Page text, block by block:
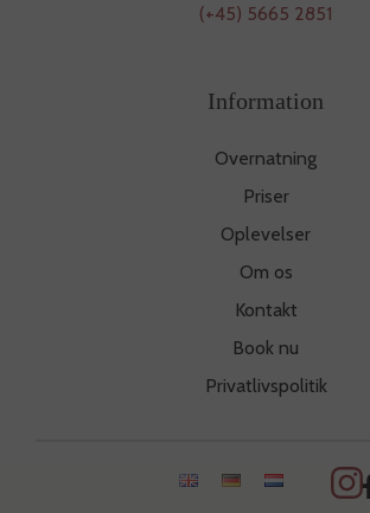
(+45) 5665 2851
Information
Overnatning
Priser
Oplevelser
Om os
Kontakt
Book nu
Privatlivspolitik